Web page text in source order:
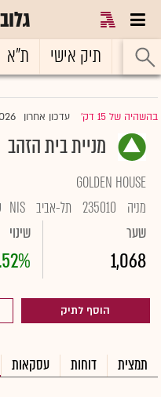
ראשי תיק אישי ת"א
בהשהיה של 15 דק' |עדכון אחרון
מניית בית הזהב
GOLDEN HOUSE
מניה
235010 תל-אביב NIS
שער
1,068
שינוי
הוסף לתיק
תמצית דוחות עסקאות